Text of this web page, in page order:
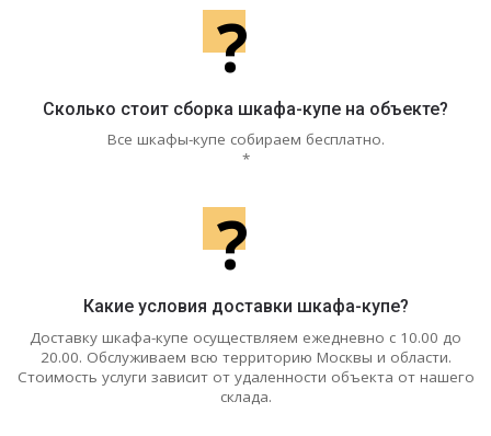
?
Сколько стоит сборка шкафа-купе на объекте?
Все шкафы-купе собираем бесплатно.
*
?
Какие условия доставки шкафа-купе?
Доставку шкафа-купе осуществляем ежедневно с 10.00 до
20.00. Обслуживаем всю территорию Москвы и области.
Стоимость услуги зависит от удаленности объекта от нашего
склада.